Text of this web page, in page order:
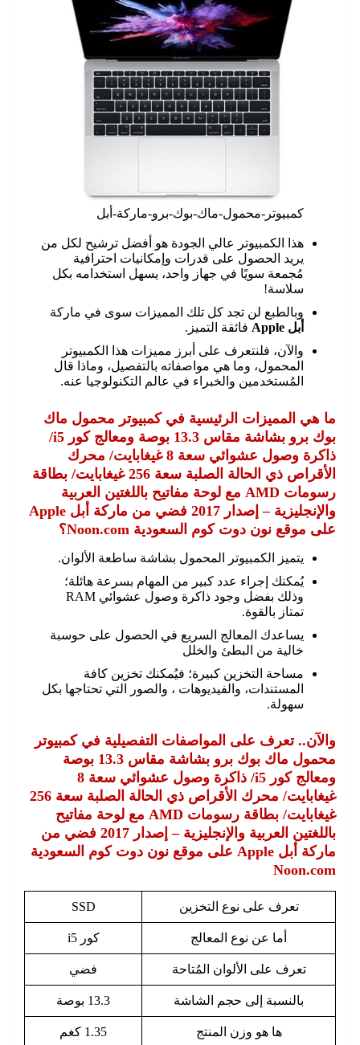
كمبيوتر-محمول-ماك-بوك-برو-ماركة-أبل
هذا الكمبيوتر عالي الجودة هو أفضل ترشيح لكل من
يريد الحصول على قدرات وإمكانيات احترافية
مُجمعة سويًا في جهاز واحد، يسهل استخدامه بكل
سلاسة!
وبالطبع لن تجد كل تلك المميزات سوى في ماركة
أبل Apple
فائقة التميز.
والآن، فلنتعرف على أبرز مميزات هذا الكمبيوتر
المحمول، وما هي مواصفاته بالتفصيل، وماذا قال
المُستخدمين والخبراء في عالم التكنولوجيا عنه.
ما هي المميزات الرئيسية في كمبيوتر محمول ماك
بوك برو بشاشة مقاس 13.3 بوصة ومعالج كور i5/
ذاكرة وصول عشوائي سعة 8 غيغابايت/ محرك
الأقراص ذي الحالة الصلبة سعة 256 غيغابايت/ بطاقة
رسومات AMD مع لوحة مفاتيح باللغتين العربية
والإنجليزية – إصدار 2017 فضي من ماركة أبل Apple
على موقع نون دوت كوم السعودية Noon.com؟
يتميز الكمبيوتر المحمول بشاشة ساطعة الألوان.
يُمكنك إجراء عدد كبير من المهام بسرعة هائلة؛
وذلك بفضل وجود ذاكرة وصول عشوائي RAM
تمتاز بالقوة.
يساعدك المعالج السريع في الحصول على حوسبة
خالية من البطئ والخلل
مساحة التخزين كبيرة؛ فيُمكنك تخزين كافة
المستندات، والفيديوهات ، والصور التي تحتاجها بكل
سهولة.
والآن.. تعرف على المواصفات التفصيلية في كمبيوتر
محمول ماك بوك برو بشاشة مقاس 13.3 بوصة
ومعالج كور i5/ ذاكرة وصول عشوائي سعة 8
غيغابايت/ محرك الأقراص ذي الحالة الصلبة سعة 256
غيغابايت/ بطاقة رسومات AMD مع لوحة مفاتيح
باللغتين العربية والإنجليزية – إصدار 2017 فضي من
ماركة أبل Apple على موقع نون دوت كوم السعودية
Noon.com
تعرف على نوع التخزين SSD
أما عن نوع المعالج كور i5
تعرف على الألوان المُتاحة فضي
بالنسبة إلى حجم الشاشة 13.3 بوصة
ها هو وزن المنتج 1.35 كغم